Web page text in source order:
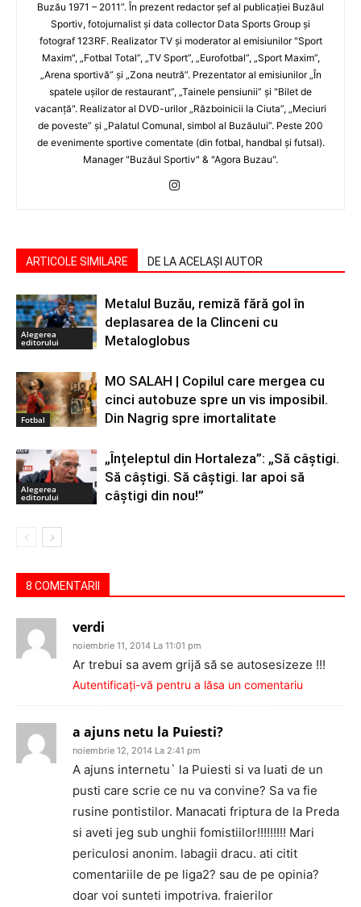
Buzău 1971 – 2011”. În prezent redactor şef al publicaţiei Buzăul
Sportiv, fotojurnalist şi data collector Data Sports Group şi
fotograf 123RF. Realizator TV şi moderator al emisiunilor "Sport
Maxim", „Fotbal Total”, „TV Sport”, „Eurofotbal”, „Sport Maxim”,
„Arena sportivă” şi „Zona neutră”. Prezentator al emisiunilor „În
spatele uşilor de restaurant”, „Tainele pensiunii” şi "Bilet de
vacanţă". Realizator al DVD-urilor „Războinicii la Ciuta”, „Meciuri
de poveste” şi „Palatul Comunal, simbol al Buzăului”. Peste 200
de evenimente sportive comentate (din fotbal, handbal şi futsal).
Manager "Buzăul Sportiv" & "Agora Buzau".
ARTICOLE SIMILARE DE LA ACELAȘI AUTOR
Alegerea
editorului
Metalul Buzău, remiză fără gol în
deplasarea de la Clinceni cu
Metaloglobus
Fotbal
MO SALAH | Copilul care mergea cu
cinci autobuze spre un vis imposibil.
Din Nagrig spre imortalitate
Alegerea
editorului
„Înțeleptul din Hortaleza”: „Să câștigi.
Să câștigi. Să câștigi. Iar apoi să
câștigi din nou!”
8 COMENTARII
verdi
noiembrie 11, 2014 La 11:01 pm
Ar trebui sa avem grijă să se autosesizeze !!!
Autentificați-vă pentru a lăsa un comentariu
a ajuns netu la Puiesti?
noiembrie 12, 2014 La 2:41 pm
A ajuns internetu` la Puiesti si va luati de un
pusti care scrie ce nu va convine? Sa va fie
rusine pontistilor. Manacati friptura de la Preda
si aveti jeg sub unghii fomistiilor!!!!!!!!! Mari
periculosi anonim. labagii dracu. ati citit
comentariile de pe liga2? sau de pe opinia?
doar voi sunteti impotriva. fraierilor